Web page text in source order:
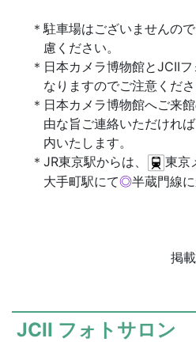
駐車場はございませんの
慮ください。
日本カメラ博物館とJCII
なりますのでご注意くださ
日本カメラ博物館へご来
由な旨ご連絡いただけれ
内いたします。
JR東京駅からは、
東京
大手町駅にて◎半蔵門線
掲
JCII フォトサロン